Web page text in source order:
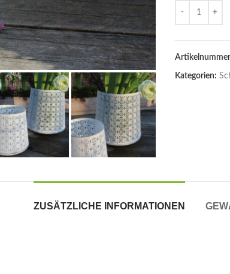
Kategorien:
ZUSÄTZLICHE INFORMATIONEN